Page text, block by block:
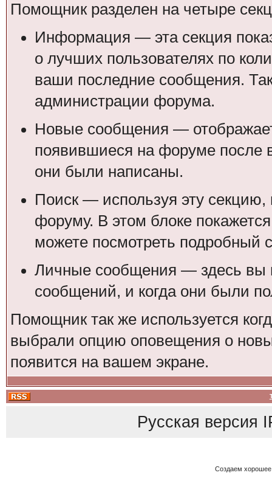
Помощник разделен на четыре
Информация — эта секция
о лучших пользователях по
ваши последние сообщения.
администрации форума.
Новые сообщения —
появившиеся на форуме после
они были написаны.
Поиск — используя эту секцию,
форуму. В этом блоке
можете посмотреть подробный
Личные сообщения — здесь вы
сообщений, и когда они были
Помощник так же используется
выбрали опцию оповещения о
появится на вашем экране.
Русская версия
Создаем